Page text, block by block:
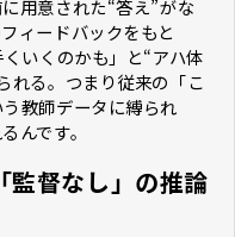
用意された“答え”がな
ィードバックをもと
いくのかも」と“アハ体
れる。つまり従来の「こ
教師データに縛られ
んです。
督なし」の推論